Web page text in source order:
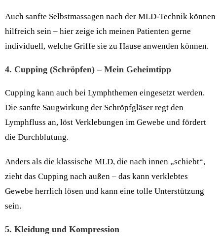
Auch sanfte Selbstmassagen nach der MLD-Technik können
hilfreich sein – hier zeige ich meinen Patienten gerne
individuell, welche Griffe sie zu Hause anwenden können.
4. Cupping (Schröpfen) – Mein Geheimtipp
Cupping kann auch bei Lymphthemen eingesetzt werden.
Die sanfte Saugwirkung der Schröpfgläser regt den
Lymphfluss an, löst Verklebungen im Gewebe und fördert
die Durchblutung.
Anders als die klassische MLD, die nach innen „schiebt“,
zieht das Cupping nach außen – das kann verklebtes
Gewebe herrlich lösen und kann eine tolle Unterstützung
sein.
5. Kleidung und Kompression